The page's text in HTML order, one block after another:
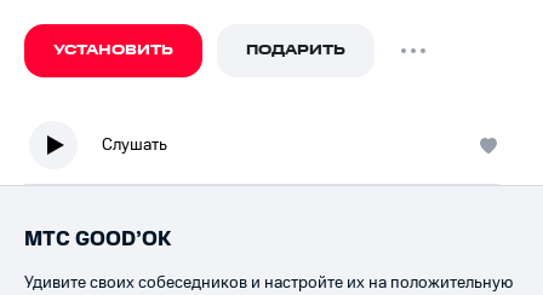
УСТАНОВИТЬ ПОДАРИТЬ
Слушать
МТС GOOD’OK
Удивите своих собеседников и настройте их на положительную